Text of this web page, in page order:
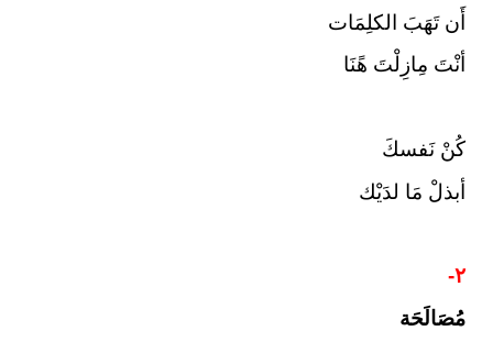
أَن تَهَبَ الكلِمَات
أنْتَ مِازِلْتَ هًنَا
كُنْ نَفسكَ
أبذلْ مَا لدَيْك
٢-
مُصَالَحَة